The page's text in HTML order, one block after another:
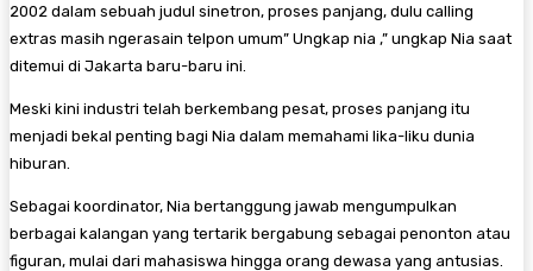
2002 dalam sebuah judul sinetron, proses panjang, dulu calling
extras masih ngerasain telpon umum” Ungkap nia ,” ungkap Nia saat
ditemui di Jakarta baru-baru ini.
Meski kini industri telah berkembang pesat, proses panjang itu
menjadi bekal penting bagi Nia dalam memahami lika-liku dunia
hiburan.
Sebagai koordinator, Nia bertanggung jawab mengumpulkan
berbagai kalangan yang tertarik bergabung sebagai penonton atau
figuran, mulai dari mahasiswa hingga orang dewasa yang antusias.